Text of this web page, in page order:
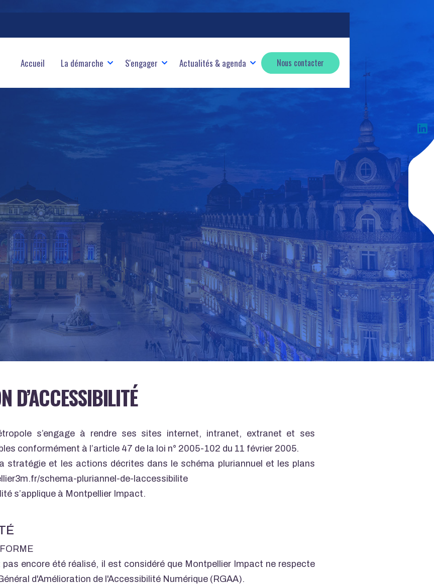
Accueil La démarche S'engager Actualités & agenda Nous contacter
D’ACCESSIBILITÉ
s’engage à rendre ses sites internet, intranet, extranet et ses
conformément à l’article 47 de la loi n° 2005-102 du 11 février 2005.
stratégie et les actions décrites dans le schéma pluriannuel et les plans
schema-pluriannel-de-laccessibilite
s’applique à Montpellier Impact.
pas encore été réalisé, il est considéré que Montpellier Impact ne respecte
d'Amélioration de l'Accessibilité Numérique (RGAA).